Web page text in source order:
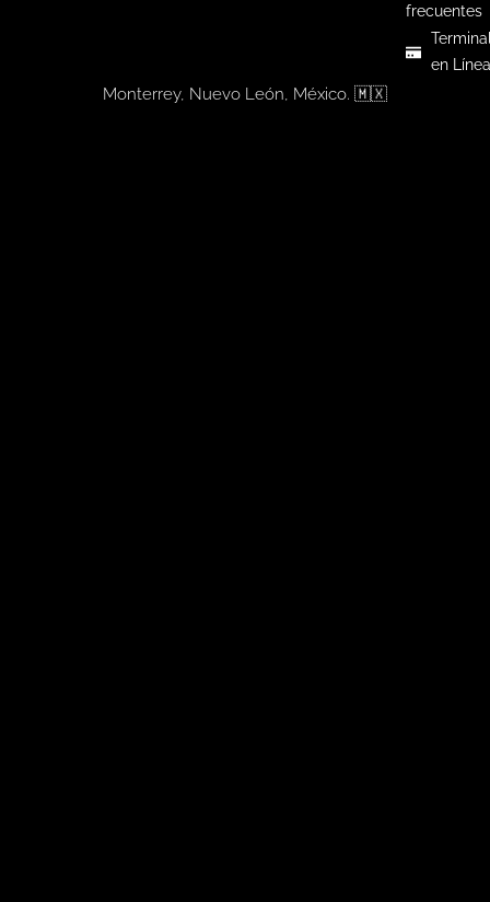
frecuentes
en Línea
Monterrey, Nuevo León, México. 🇲🇽